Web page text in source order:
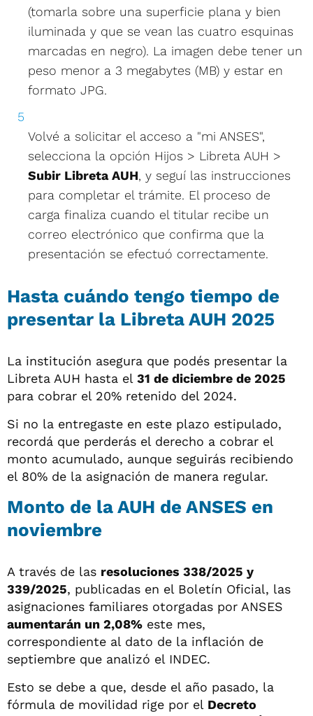
(tomarla sobre una superficie plana y bien
iluminada y que se vean las cuatro esquinas
marcadas en negro). La imagen debe tener un
peso menor a 3 megabytes (MB) y estar en
formato JPG.
Volvé a solicitar el acceso a "mi ANSES",
selecciona la opción Hijos > Libreta AUH >
Subir Libreta AUH, y seguí las instrucciones
para completar el trámite. El proceso de
carga finaliza cuando el titular recibe un
correo electrónico que confirma que la
presentación se efectuó correctamente.
Hasta cuándo tengo tiempo de
presentar la Libreta AUH 2025
La institución asegura que podés presentar la
Libreta AUH hasta el 31 de diciembre de 2025
para cobrar el 20% retenido del 2024.
Si no la entregaste en este plazo estipulado,
recordá que perderás el derecho a cobrar el
monto acumulado, aunque seguirás recibiendo
el 80% de la asignación de manera regular.
Monto de la AUH de ANSES en
noviembre
A través de las resoluciones 338/2025 y
339/2025, publicadas en el Boletín Oficial, las
asignaciones familiares otorgadas por ANSES
aumentarán un 2,08% este mes,
correspondiente al dato de la inflación de
septiembre que analizó el INDEC.
Esto se debe a que, desde el año pasado, la
fórmula de movilidad rige por el Decreto